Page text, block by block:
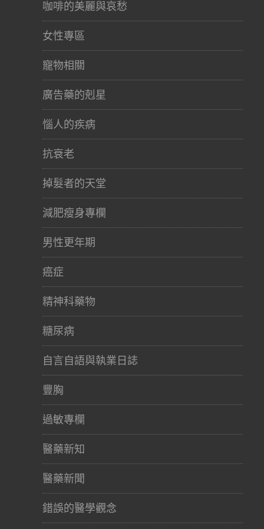
咖啡的美麗與哀愁
女性專區
寵物相關
廣告藥的剋星
惱人的疾病
抗衰老
掉髮者的天堂
減肥瘦身專欄
男性更年期
癌症
精神科藥物
糖尿病
自言自語與執業日誌
豐胸
過敏專欄
醫藥新知
醫藥新聞
錯誤的醫學觀念